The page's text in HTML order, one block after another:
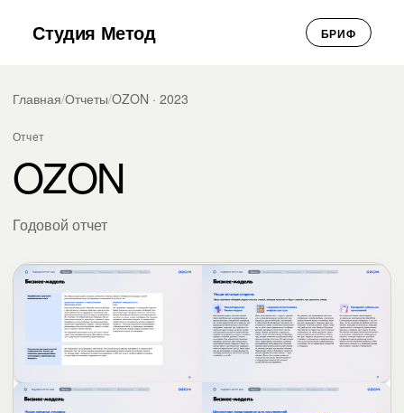
Студия Метод БРИФ
Главная/Отчеты/OZON · 2023
Отчет
OZON
Годовой отчет